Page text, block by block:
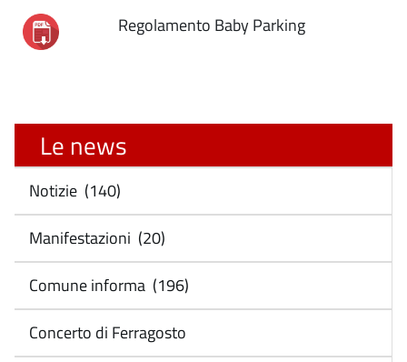
Regolamento Baby Parking
Le news
Notizie (140)
Manifestazioni (20)
Comune informa (196)
Concerto di Ferragosto